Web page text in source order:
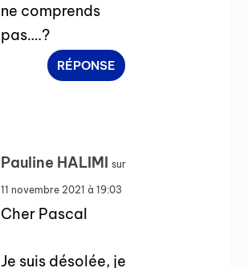
ne comprends
pas….?
RÉPONSE
Pauline HALIMI sur
11 novembre 2021 à 19:03
Cher Pascal
Je suis désolée, je